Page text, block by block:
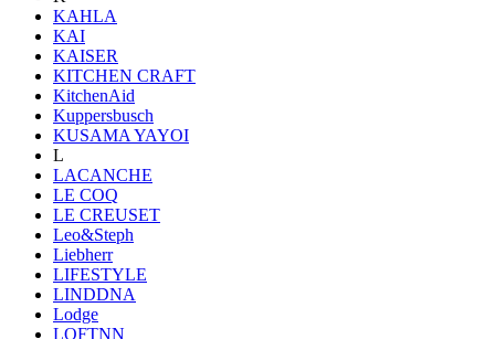
KAHLA
KAI
KAISER
KITCHEN CRAFT
KitchenAid
Kuppersbusch
KUSAMA YAYOI
L
LACANCHE
LE COQ
LE CREUSET
Leo&Steph
Liebherr
LIFESTYLE
LINDDNA
Lodge
LOFTNN